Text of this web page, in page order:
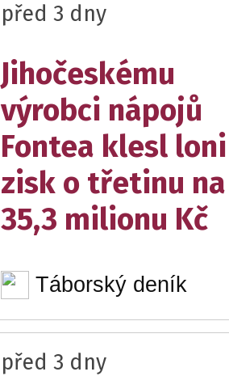
před 3 dny
Jihočeskému
výrobci nápojů
Fontea klesl loni
zisk o třetinu na
35,3 milionu Kč
Táborský deník
před 3 dny